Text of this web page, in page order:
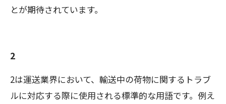
とが期待されています。
2
2は運送業界において、輸送中の荷物に関するトラブ
ルに対応する際に使用される標準的な用語です。例え